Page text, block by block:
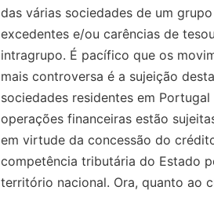
das várias sociedades de um
excedentes e/ou carências de
intragrupo. É pacífico que os
mais controversa é a sujeição
sociedades residentes em
operações financeiras estão
em virtude da concessão do
competência tributária do Estado
território nacional. Ora, quanto ao